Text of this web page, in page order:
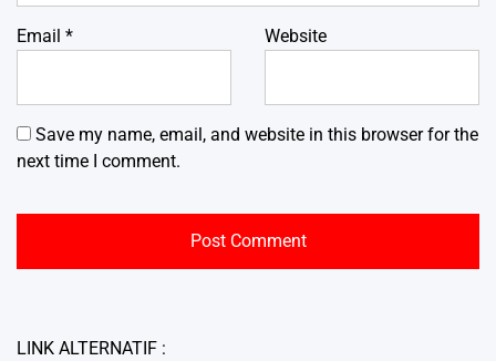
Email * Website
Save my name, email, and website in this browser for the
next time I comment.
LINK ALTERNATIF :